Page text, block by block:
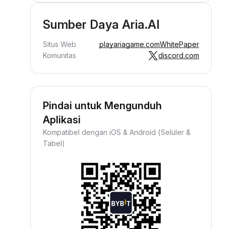
Sumber Daya Aria.AI
Situs Web playariagame.comWhitePaper
Komunitas
discord.com
Pindai untuk Mengunduh
Aplikasi
Kompatibel dengan iOS & Android (Seluler &
Tabel)